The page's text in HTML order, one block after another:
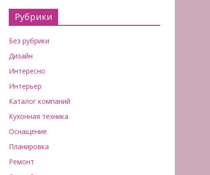
Рубрики
Без рубрики
Дизайн
Интересно
Интерьер
Каталог компаний
Кухонная техника
Оснащение
Планировка
Ремонт